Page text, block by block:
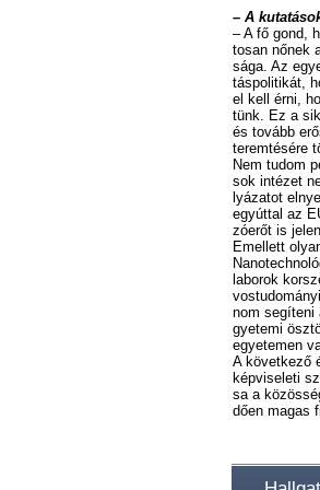
– A
– A fő gond,
to­san nő­nek
sá­ga. Az
tás­po­li­ti­kát,
el kell ér­ni,
tünk. Ez a
és to­vább
te­rem­té­sé­re
Nem tu­dom
sok in­té­zet
lyá­za­tot
egyút­tal az
zó­erőt is
Emel­lett
la­bo­rok
nom se­gí­te­ni
gyete­mi
egye­te­men
A kö­vet­ke­ző
kép­vi­se­le­ti
sa a
dő­en ma­gas